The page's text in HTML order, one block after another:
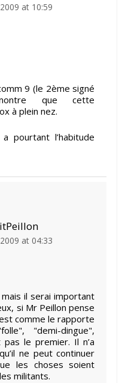
at 10:59
9 (le 2ème signé
que cette
à plein nez.
pourtant l’habitude
at 04:33
mais il serai important
si Mr Peillon pense
comme le rapporte
"demi-dingue",
pas le premier. Il n’a
ne peut continuer
les choses soient
militants.